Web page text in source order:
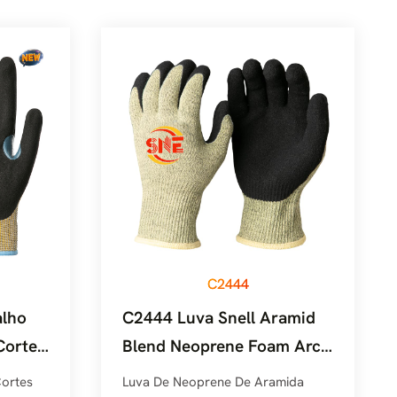
C2444
C2444 Luva Snell Aramid
Blend Neoprene Foam Arc
Grip
Luva De Neoprene De Aramida